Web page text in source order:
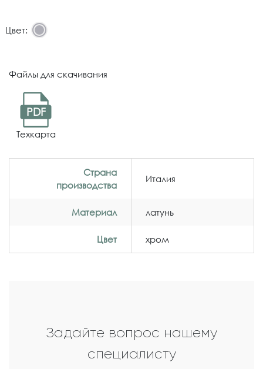
Цвет:
Файлы для скачивания
PDF
Техкарта
Страна
производства
Италия
Материал латунь
Цвет хром
Задайте вопрос нашему
специалисту